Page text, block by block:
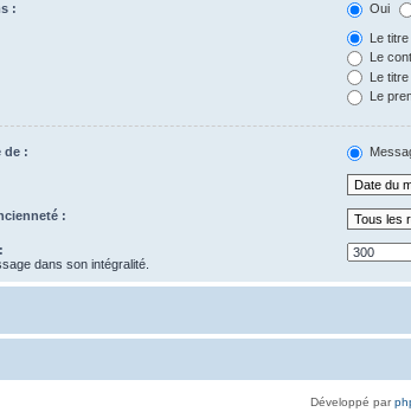
: Oui
Le
Le
Le
Le
de :
:
dans son intégralité.
Développé par